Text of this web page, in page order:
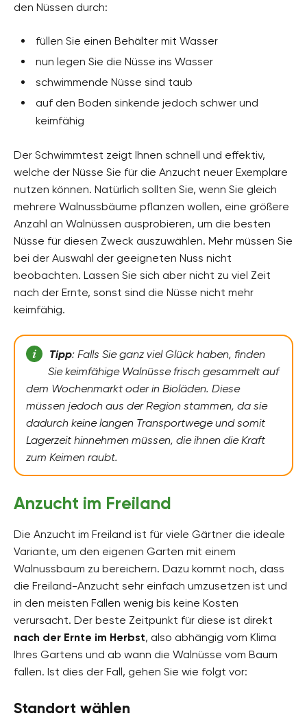
den Nüssen durch:
füllen Sie einen Behälter mit Wasser
nun legen Sie die Nüsse ins Wasser
schwimmende Nüsse sind taub
auf den Boden sinkende jedoch schwer und
keimfähig
Der Schwimmtest zeigt Ihnen schnell und effektiv,
welche der Nüsse Sie für die Anzucht neuer Exemplare
nutzen können. Natürlich sollten Sie, wenn Sie gleich
mehrere Walnussbäume pflanzen wollen, eine größere
Anzahl an Walnüssen ausprobieren, um die besten
Nüsse für diesen Zweck auszuwählen. Mehr müssen Sie
bei der Auswahl der geeigneten Nuss nicht
beobachten. Lassen Sie sich aber nicht zu viel Zeit
nach der Ernte, sonst sind die Nüsse nicht mehr
keimfähig.
Tipp: Falls Sie ganz viel Glück haben, finden
Sie keimfähige Walnüsse frisch gesammelt auf
dem Wochenmarkt oder in Bioläden. Diese
müssen jedoch aus der Region stammen, da sie
dadurch keine langen Transportwege und somit
Lagerzeit hinnehmen müssen, die ihnen die Kraft
zum Keimen raubt.
Anzucht im Freiland
Die Anzucht im Freiland ist für viele Gärtner die ideale
Variante, um den eigenen Garten mit einem
Walnussbaum zu bereichern. Dazu kommt noch, dass
die Freiland-Anzucht sehr einfach umzusetzen ist und
in den meisten Fällen wenig bis keine Kosten
verursacht. Der beste Zeitpunkt für diese ist direkt
nach der Ernte im Herbst, also abhängig vom Klima
Ihres Gartens und ab wann die Walnüsse vom Baum
fallen. Ist dies der Fall, gehen Sie wie folgt vor:
Standort wählen